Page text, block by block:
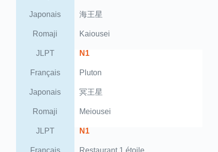
Japonais 海王星
Romaji Kaiousei
JLPT N1
Français Pluton
Japonais 冥王星
Romaji Meiousei
JLPT N1
Français Restaurant 1 étoile